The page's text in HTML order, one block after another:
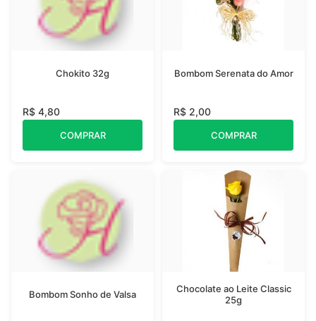
Chokito 32g
R$ 4,80
COMPRAR
Bombom Serenata do Amor
R$ 2,00
COMPRAR
Bombom Sonho de Valsa
Chocolate ao Leite Classic
25g